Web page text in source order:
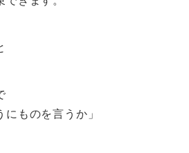
ものを言うか」